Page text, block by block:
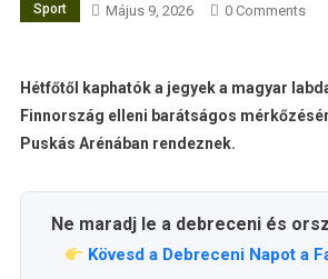
Sport Május 9, 2026 0 Comments
Hétfőtől kaphatók a jegyek a magyar
Finnország elleni barátságos
Puskás Arénában rendeznek.
Ne maradj le a debreceni és
Kövesd a Debreceni Napot a